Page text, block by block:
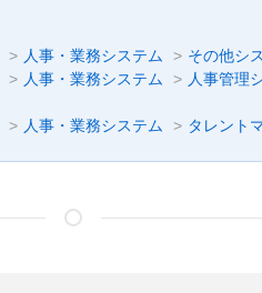
人事・業務システム
その他シ
人事・業務システム
人事管理
人事・業務システム タレント